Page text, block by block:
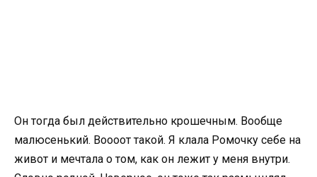
Он тогда был действительно крошечным. Вообще
малюсенький. Воооот такой. Я клала Ромочку себе на
живот и мечтала о том, как он лежит у меня внутри.